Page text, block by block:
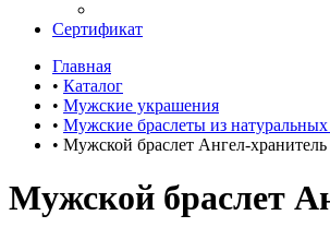
Сертификат
Главная
• Каталог
• Мужские украшения
• Мужские браслеты из
• Мужской браслет Ангел-хранитель
Мужской браслет